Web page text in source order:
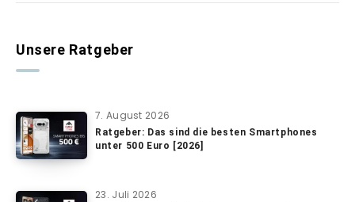
Unsere Ratgeber
7. August 2026
Ratgeber: Das sind die besten Smartphones
unter 500 Euro [2026]
23. Juli 2026